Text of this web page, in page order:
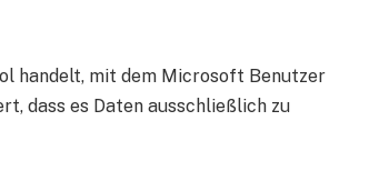
handelt, mit dem Microsoft Benutzer
dass es Daten ausschließlich zu